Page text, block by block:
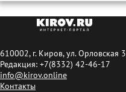
610002, г. Киров, ул. Орловская
Редакция: +7(8332) 42-46-17
info@kirov.online
Контакты